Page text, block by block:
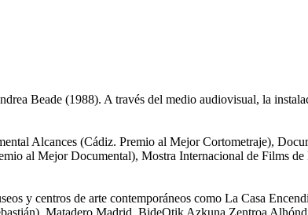
Beade (1988). A través del medio audiovisual, la
Alcances (Cádiz. Premio al Mejor Cortometraje),
al Mejor Documental), Mostra Internacional de Films
y centros de arte contemporáneos como La Casa
Matadero Madrid, BideOtik Azkuna Zentroa